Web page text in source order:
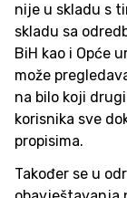
nije u skladu s
skladu sa
BiH kao i Opće
može
na bilo koji
korisnika sve
propisima.
Također se u